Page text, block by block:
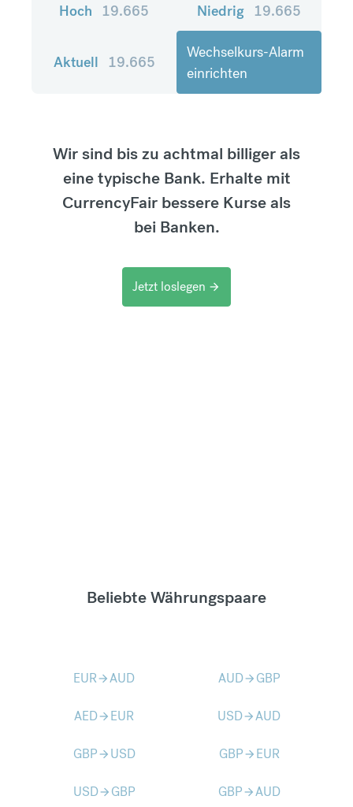
Hoch 19.665 Niedrig 19.665
Aktuell 19.665
Wechselkurs-Alarm
einrichten
Wir sind bis zu achtmal billiger als
eine typische Bank. Erhalte mit
CurrencyFair bessere Kurse als
bei Banken.
Jetzt loslegen arrow_forward
Beliebte Währungspaare
EURarrow_forwardAUD AUDarrow_forward GBP
AEDarrow_forward EUR USDarrow_forwardAUD
GBParrow_forward USD GBParrow_forward EUR
USDarrow_forward GBP GBParrow_forwardAUD